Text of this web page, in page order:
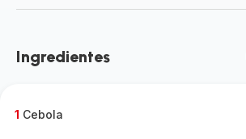
detalhes
toda
Ingredientes
1 Cebola